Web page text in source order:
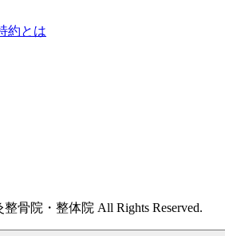
約とは
骨院・整体院 All Rights Reserved.